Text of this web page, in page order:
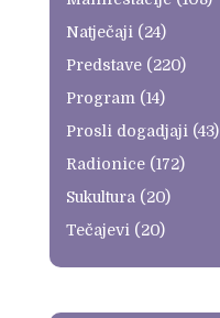
Natječaji (24)
Predstave(220)
Program (14)
Prosli dogadjaji (43)
Radionice(172)
Sukultura (20)
Tečajevi (20)